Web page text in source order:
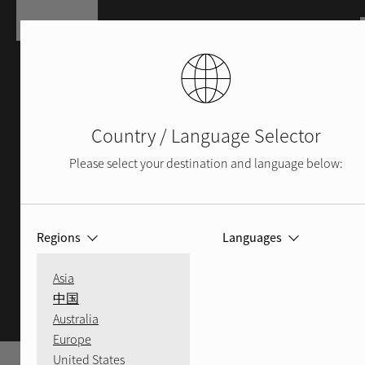
Country / Language Selector
Please select your destination and language below:
Regions
Asia
中国
Australia
Europe
United States
Languages